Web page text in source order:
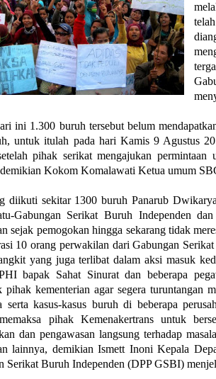
ini 1.300 buruh tersebut belum
untuk itulah pada hari Kamis 9 Agustus
pihak serikat mengajukan
Kokom Komalawati Ketua umum
diikuti sekitar 1300 buruh Panarub
Gabungan Serikat Buruh Independen
sejak pemogokan hingga sekarang tidak
10 orang perwakilan dari Gabungan
yang juga terlibat dalam aksi masuk
bapak Sahat Sinurat dan beberapa
pihak kementerian agar segera turuntangan
serta kasus-kasus buruh di beberapa
pihak Kemenakertrans untuk
dan pengawasan langsung terhadap
lainnya, demikian Ismett Inoni Kepala
Serikat Buruh Independen (DPP GSBI)